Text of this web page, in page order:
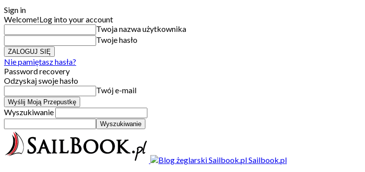
Sign in
Welcome!Log into your account
Twoja nazwa użytkownika
Twoje hasło
Nie pamiętasz hasła?
Password recovery
Odzyskaj swoje hasło
Twój e-mail
Wyszukiwanie
Sailbook.pl